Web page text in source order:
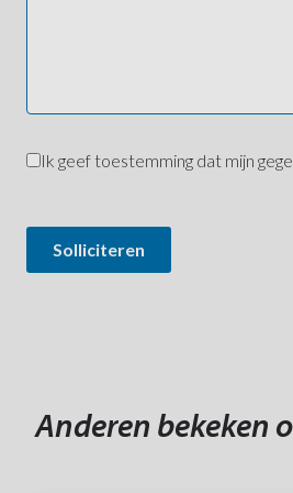
AVGIk geef toestemming dat mijn
Solliciteren
Anderen bekeken